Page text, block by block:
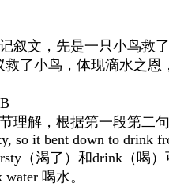
叙文，先是一只小鸟救
救了小鸟，体现滴水之恩
B
理解，根据第一段第二
so it bent down to drink
（渴了）和drink （喝
water 喝水。